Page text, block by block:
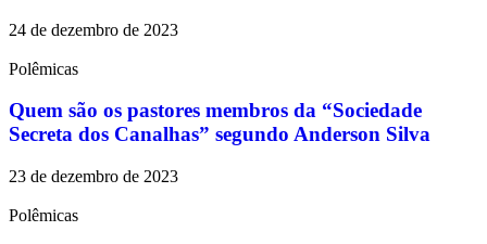
24 de dezembro de 2023
Polêmicas
Quem são os pastores membros da “Sociedade
Secreta dos Canalhas” segundo Anderson Silva
23 de dezembro de 2023
Polêmicas